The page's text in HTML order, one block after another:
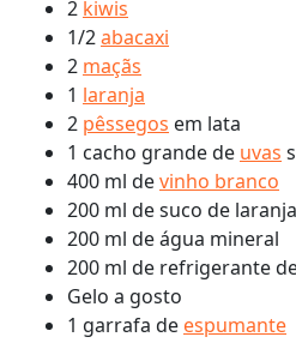
2 kiwis
1/2abacaxi
2 maçãs
1 laranja
2 pêssegos em lata
1 cacho grande de uvas
400 ml devinho branco
200 ml de suco de laranja
200 ml de água mineral
200 ml de refrigerante
Gelo a gosto
1 garrafa de espumante